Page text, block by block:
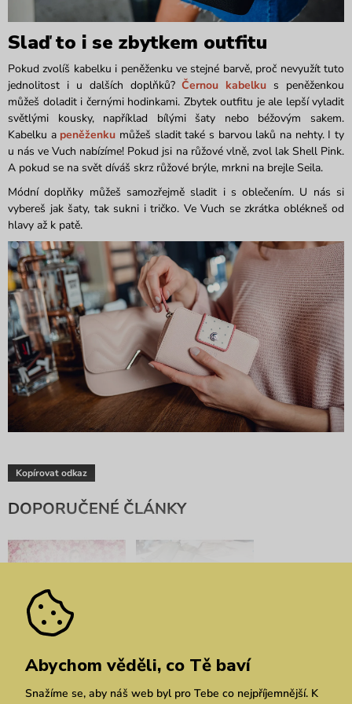
Slaď to i se zbytkem outfitu
Pokud zvolíš kabelku i peněženku ve stejné barvě, proč nevyužít tuto
jednolitost i u dalších doplňků?Černou kabelku s peněženkou
můžeš doladit i černými hodinkami. Zbytek outfitu je ale lepší vyladit
světlými kousky, například bílými šaty nebo béžovým sakem.
Kabelku a peněženku můžeš sladit také s barvou laků na nehty. I ty
u nás ve Vuch nabízíme! Pokud jsi na růžové vlně, zvol lak Shell Pink.
A pokud se na svět díváš skrz růžové brýle, mrkni na brejle Seila.
Módní doplňky můžeš samozřejmě sladit i s oblečením. U nás si
vybereš jak šaty, tak sukni i tričko. Ve Vuch se zkrátka oblékneš od
hlavy až k patě.
Kopírovat odkaz
DOPORUČENÉ ČLÁNKY
VUCH kufry: Sbal se do
nových barev
Péče o pravou kůži: Jak
se o ni správně starat
Abychom věděli, co Tě baví
Snažíme se, aby náš web byl pro Tebe co nejpříjemnější. K